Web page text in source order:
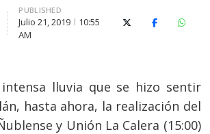
PUBLISHED
Julio 21, 2019
10:55
AM
X (Twitter)Facebook
lluvia que se hizo sentir
hasta ahora, la realización del
y Unión La Calera (15:00)